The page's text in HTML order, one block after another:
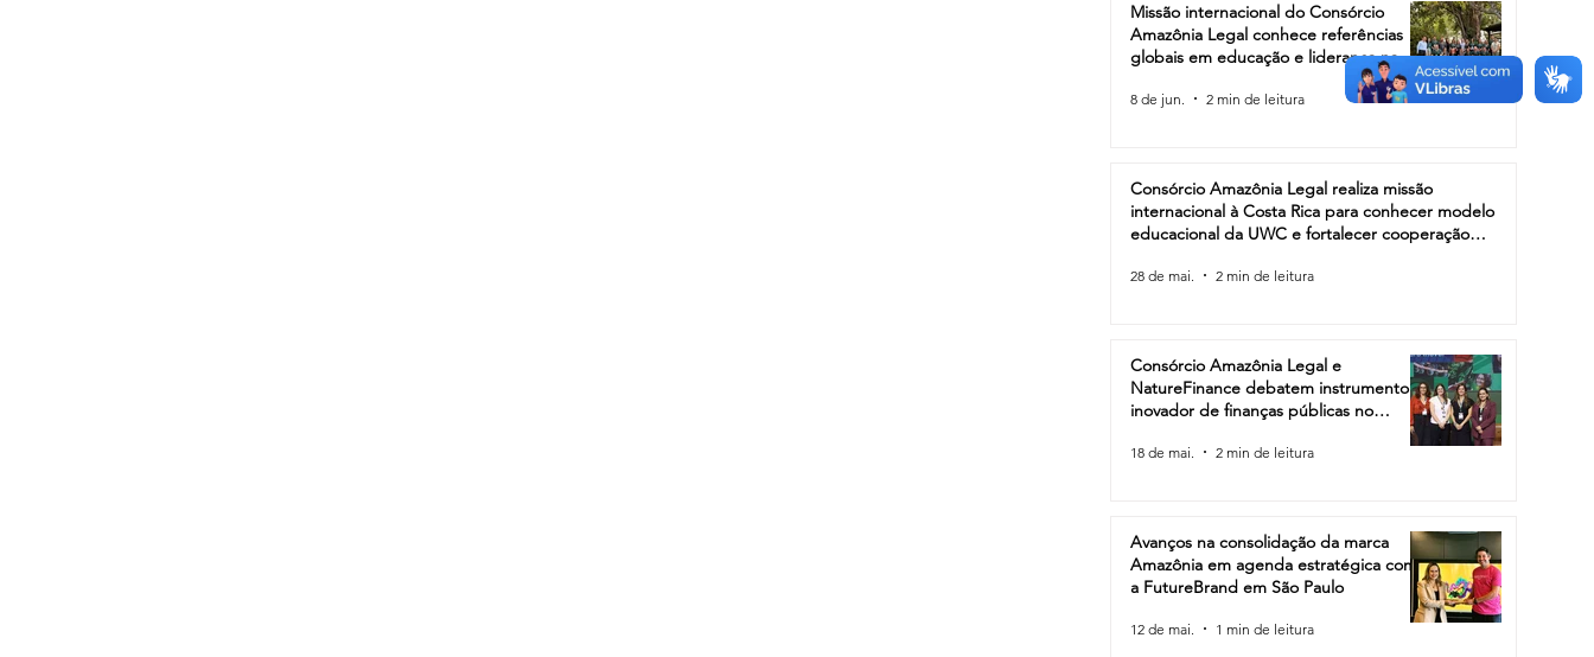
Missão internacional do Consórcio
Amazônia Legal conhece referências
globais em educação e liderança na
8 de jun. 2 min de leitura
Consórcio Amazônia Legal realiza missão
internacional à Costa Rica para conhecer modelo
educacional da UWC e fortalecer cooperação
28 de mai. 2 min de leitura
Consórcio Amazônia Legal e
NatureFinance debatem instrumento
inovador de finanças públicas no
18 de mai. 2 min de leitura
Avanços na consolidação da marca
Amazônia em agenda estratégica com
a FutureBrand em São Paulo
12 de mai. 1 min de leitura